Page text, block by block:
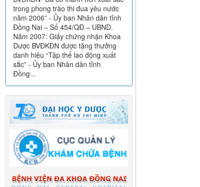
trong phong trào thi đua yêu nước
năm 2006” - Ủy ban Nhân dân tỉnh
Đồng Nai – Số 454/QĐ – UBND.
Năm 2007: Giấy chứng nhận Khoa
Dược BVĐKĐN được tặng thưởng
danh hiệu “Tập thể lao động xuất
sắc” - Ủy ban Nhân dân tỉnh
Đồng...